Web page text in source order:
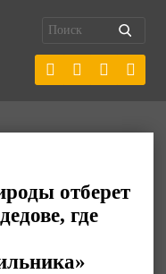
отберет
где